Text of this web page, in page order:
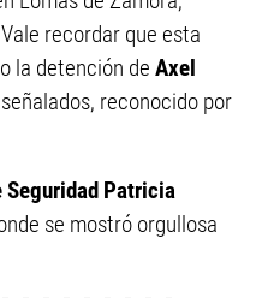
Vale recordar que esta
la detención de Axel
reconocido por
Patricia
se mostró orgullosa